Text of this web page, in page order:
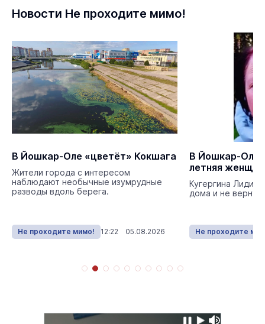
Новости Не проходите мимо!
В Йошкар-Оле «цветёт» Кокшага
Жители города с интересом
наблюдают необычные изумрудные
разводы вдоль берега.
Не проходите мимо! 12:22 05.08.2026
В Йошкар-Оле
летняя
Кугергина Лидия
дома и не
Не проходите